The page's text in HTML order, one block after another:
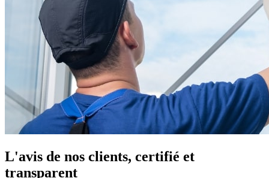
L'avis de nos clients, certifié et
transparent